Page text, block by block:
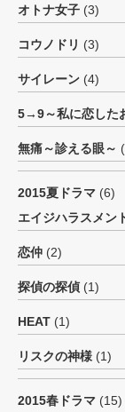
オトナ女子 (3)
コウノドリ (3)
サイレーン (4)
5→9～私に恋した
無痛～診える眼～
2015夏ドラマ (6)
エイジハラスメン
恋仲 (2)
探偵の探偵 (1)
HEAT (1)
リスクの神様 (1)
2015春ドラマ (15)